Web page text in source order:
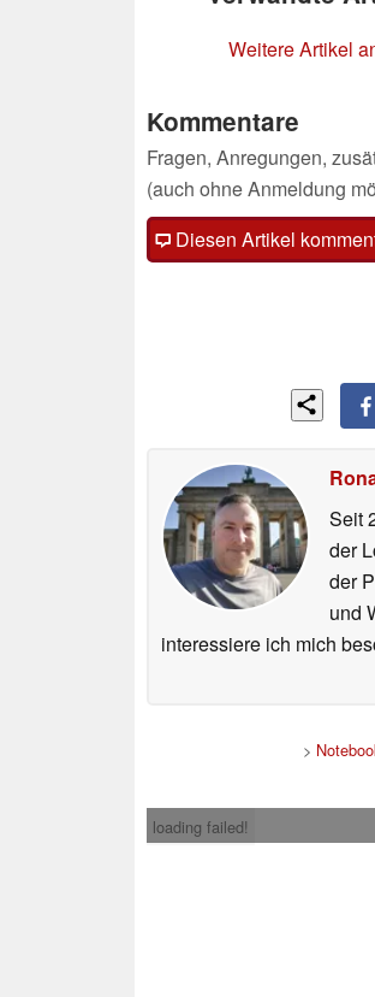
Weitere Artikel
Kommentare
Fragen, Anregungen,
(auch ohne Anmeldung
Diesen Artikel
Seit
der
der
und
interessiere ich mich
>
loading failed!